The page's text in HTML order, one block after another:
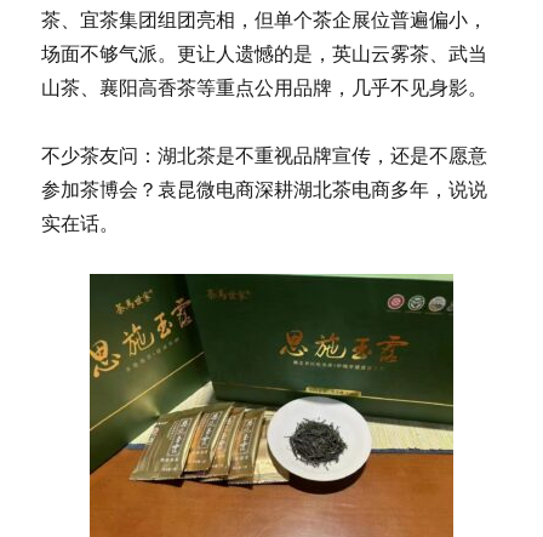
茶、宜茶集团组团亮相，但单个茶企展位普遍偏小，
场面不够气派。更让人遗憾的是，英山云雾茶、武当
山茶、襄阳高香茶等重点公用品牌，几乎不见身影。
不少茶友问：湖北茶是不重视品牌宣传，还是不愿意
参加茶博会？袁昆微电商深耕湖北茶电商多年，说说
实在话。